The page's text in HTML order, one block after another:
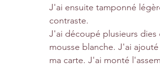
J'ai ensuite tamponné
contraste.
J'ai découpé plusieurs dies
mousse blanche. J'ai
ma carte. J'ai monté